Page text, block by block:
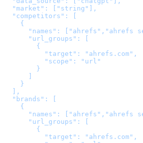
  "market": ["string"],
  "competitors": [
    {
"names": ["ahrefs","ahrefs
      "url_groups": [
        {
          "target": "ahrefs.com",
          "scope": "url"
        }
    }
  ],
  "brands": [
    {
"names": ["ahrefs","ahrefs
      "url_groups": [
        {
          "target": "ahrefs.com",